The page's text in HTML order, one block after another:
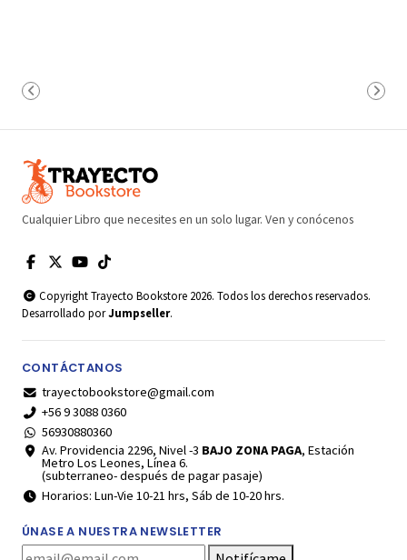
Cualquier Libro que necesites en un solo lugar. Ven y conócenos
Copyright Trayecto Bookstore 2026. Todos los derechos reservados.
Desarrollado porJumpseller.
CONTÁCTANOS
trayectobookstore@gmail.com
+56 9 3088 0360
56930880360
Av. Providencia 2296, Nivel -3 BAJO ZONA PAGA, Estación
Metro Los Leones, Línea 6.
(subterraneo- después de pagar pasaje)
Horarios: Lun-Vie 10-21 hrs, Sáb de 10-20 hrs.
ÚNASE A NUESTRA NEWSLETTER